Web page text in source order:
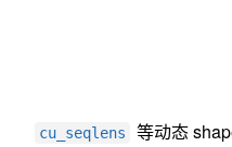
cu_seqlens
等动态